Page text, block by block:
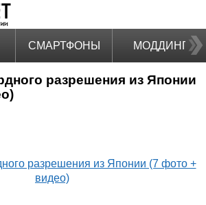
СМАРТФОНЫ МОДДИНГ
разрешения из Японии